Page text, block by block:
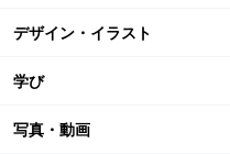
デザイン・イラスト
学び
写真・動画